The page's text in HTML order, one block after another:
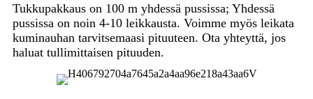
Tukkupakkaus on 100 m yhdessä pussissa; Yhdessä
pussissa on noin 4-10 leikkausta. Voimme myös leikata
kuminauhan tarvitsemaasi pituuteen. Ota yhteyttä, jos
haluat tullimittaisen pituuden.